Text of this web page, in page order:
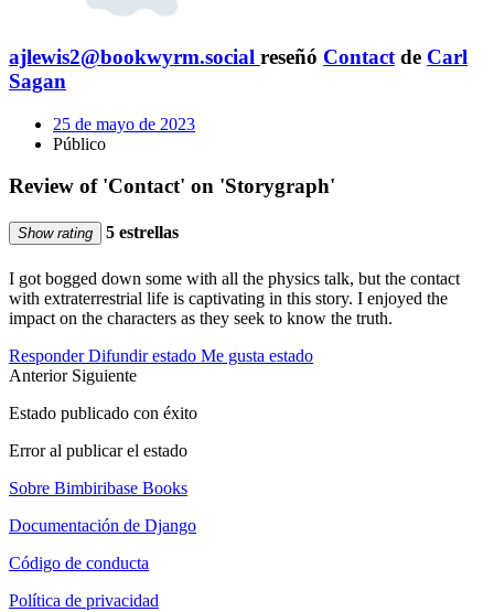
ajlewis2@bookwyrm.social reseñó Contact de Carl
Sagan
25 de mayo de 2023
Público
Review of 'Contact' on 'Storygraph'
Show rating 5 estrellas
I got bogged down some with all the physics talk, but the contact
with extraterrestrial life is captivating in this story. I enjoyed the
impact on the characters as they seek to know the truth.
Responder Difundir estado Me gusta estado
Anterior Siguiente
Estado publicado con éxito
Error al publicar el estado
Sobre Bimbiribase Books
Documentación de Django
Código de conducta
Política de privacidad